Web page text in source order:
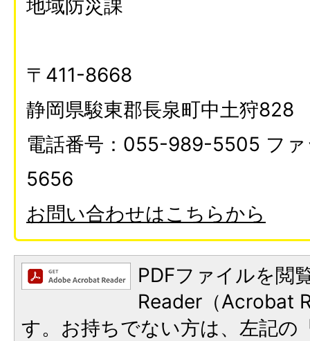
地域防災課
〒411-8668
静岡県駿東郡長泉町中土狩828
電話番号：055-989-5505 フ
5656
お問い合わせはこちらから
PDFファイルを閲
Reader（Acrobat
す。お持ちでない方は、左記の